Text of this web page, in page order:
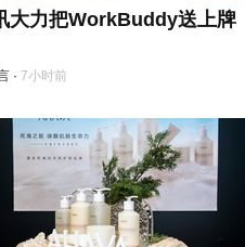
大力把WorkBuddy送上牌
· 7小时前